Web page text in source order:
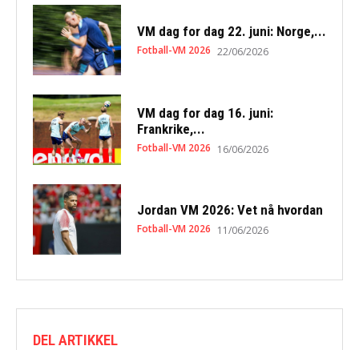
VM dag for dag 22. juni: Norge,...
Fotball-VM 2026 22/06/2026
VM dag for dag 16. juni:
Frankrike,...
Fotball-VM 2026 16/06/2026
Jordan VM 2026: Vet nå hvordan
Fotball-VM 2026 11/06/2026
DEL ARTIKKEL